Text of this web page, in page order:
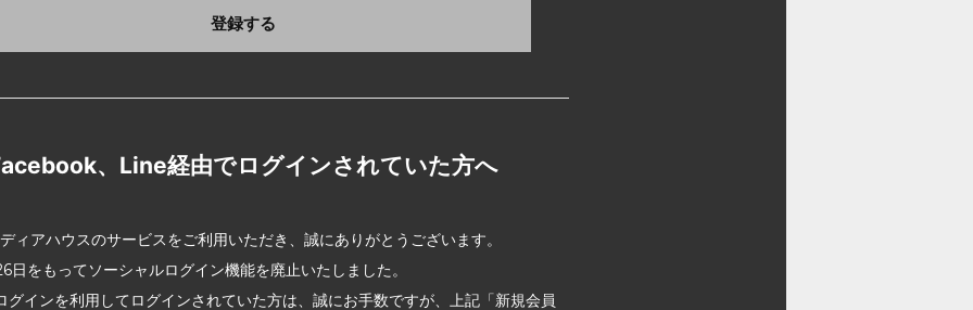
登録する
、Line経由でログインされていた方へ
ィアハウスのサービスをご利用いただき、誠にありがとうございます。
日をもってソーシャルログイン機能を廃止いたしました。
グインを利用してログインされていた方は、誠にお手数ですが、上記「新規会員